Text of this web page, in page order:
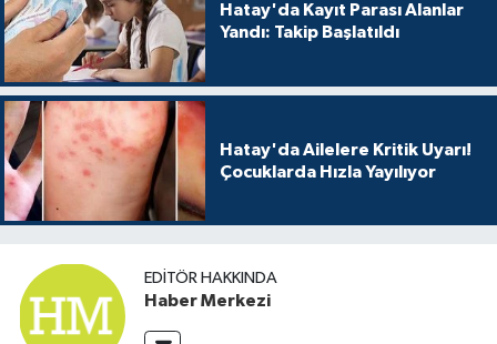
Hatay'da Kayıt Parası Alanlar
Yandı: Takip Başlatıldı
Hatay'da Ailelere Kritik Uyarı!
Çocuklarda Hızla Yayılıyor
EDITÖR HAKKINDA
Haber Merkezi